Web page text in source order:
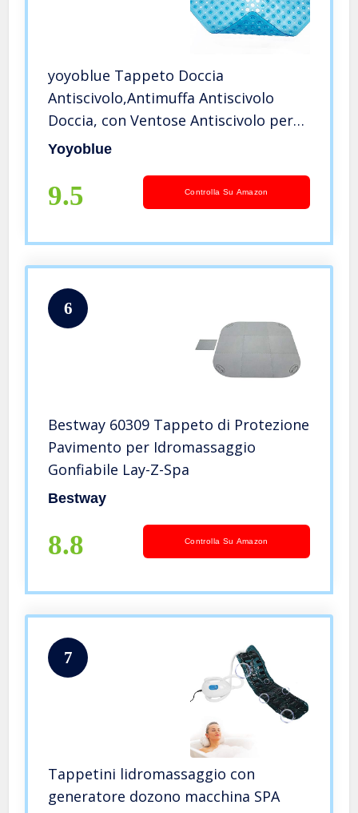
yoyoblue Tappeto Doccia
Antiscivolo,Antimuffa Antiscivolo
Doccia, con Ventose Antiscivolo per
Tappeti, Lavabile in Lavatrice
53x53cm (Blue)
Yoyoblue
9.5 Controlla Su Amazon
6
Bestway 60309 Tappeto di Protezione
Pavimento per Idromassaggio
Gonfiabile Lay-Z-Spa
Bestway
8.8 Controlla Su Amazon
7
Tappetini lidromassaggio con
generatore dozono macchina SPA